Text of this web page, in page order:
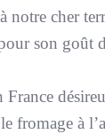
notre cher
son goût
fromage à